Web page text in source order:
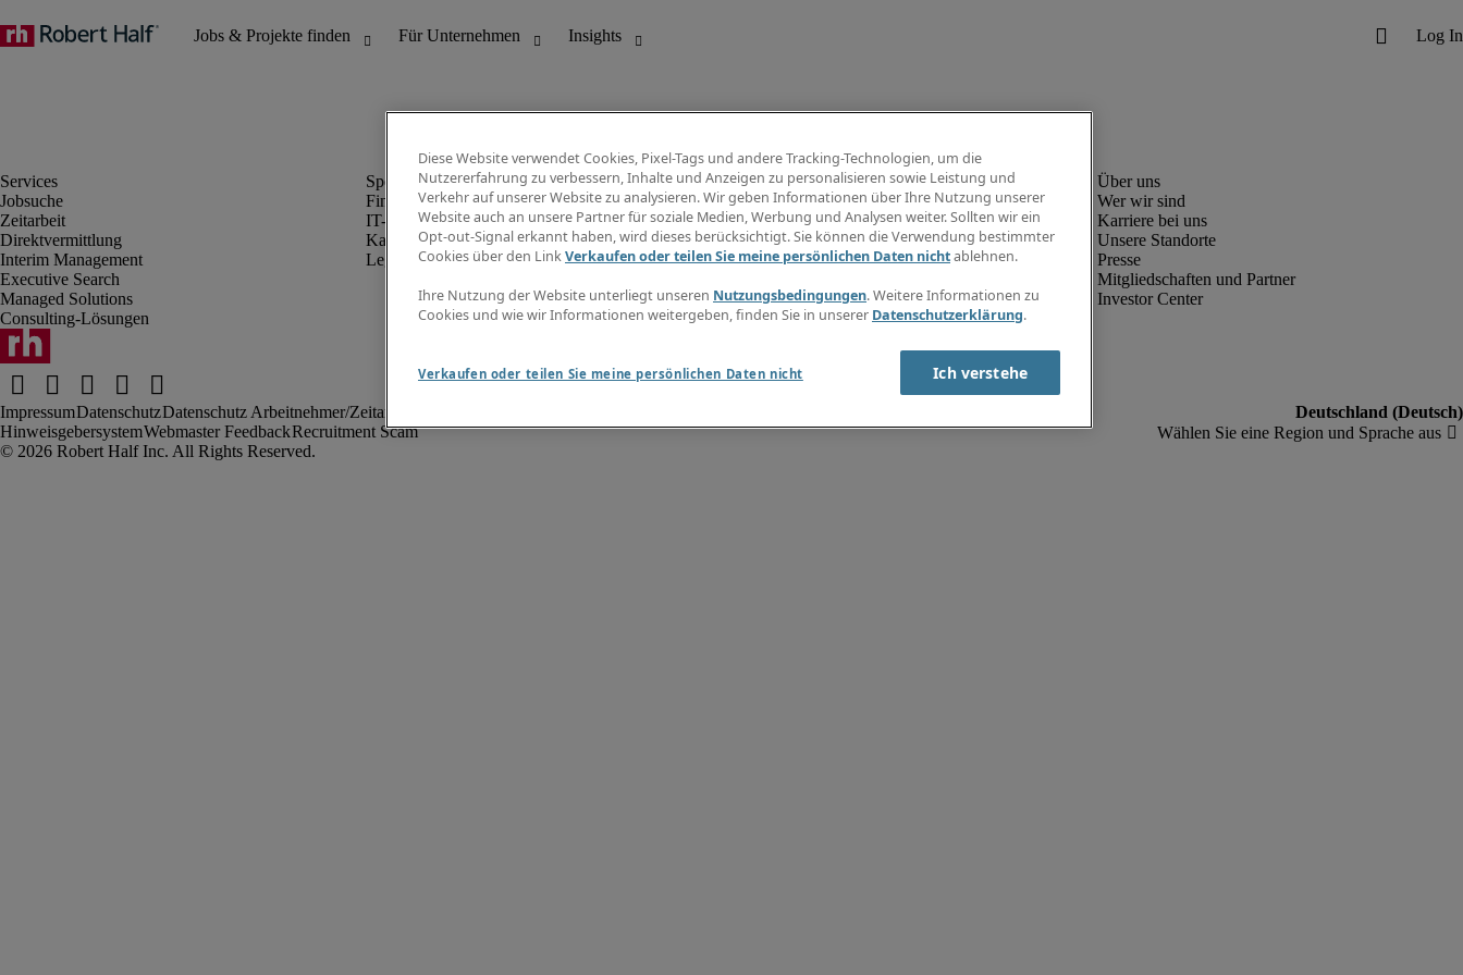
Jobsuche
Zeitarbeit
Direktvermittlung
Interim Management
Executive Search
Managed Solutions
Consulting-Lösungen
Finanz- & Rechnungswesen
IT-Bereich
Kaufmännischer Bereich
Legal
Info Center
Jobübersicht
Gehaltsübersicht
E-Learning
Wer wir sind
Karriere bei uns
Unsere Standorte
Presse
Mitgliedschaften und Partner
Investor Center
ImpressumDatenschutzDatenschutz Arbeitnehmer/Zeitarbeitskräfte
HinweisgebersystemWebmaster FeedbackRecruitment Scam
Diese Website verwendet Cookies, Pixel-Tags und andere Tracking-Technologien, um die
Nutzererfahrung zu verbessern, Inhalte und Anzeigen zu personalisieren sowie Leistung und
Verkehr auf unserer Website zu analysieren. Wir geben Informationen über Ihre Nutzung unserer
Website auch an unsere Partner für soziale Medien, Werbung und Analysen weiter. Sollten wir ein
Opt-out-Signal erkannt haben, wird dieses berücksichtigt. Sie können die Verwendung bestimmter
Cookies über den LinkVerkaufen oder teilen Sie meine persönlichen Daten nichtablehnen.
Ihre Nutzung der Website unterliegt unseren Nutzungsbedingungen. Weitere Informationen zu
Cookies und wie wir Informationen weitergeben, finden Sie in unserer Datenschutzerklärung.
Verkaufen oder teilen Sie meine persönlichen Daten nicht Ich verstehe